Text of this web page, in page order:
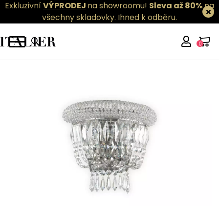
ExkluzivníVÝPRODEJ na showroomu! Sleva až 80%na
všechny skladovky. Ihned k odběru.
0